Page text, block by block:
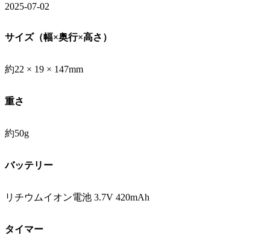
2025-07-02
サイズ（幅×奥行×高さ）
約22 × 19 × 147mm
重さ
約50g
バッテリー
リチウムイオン電池 3.7V 420mAh
タイマー